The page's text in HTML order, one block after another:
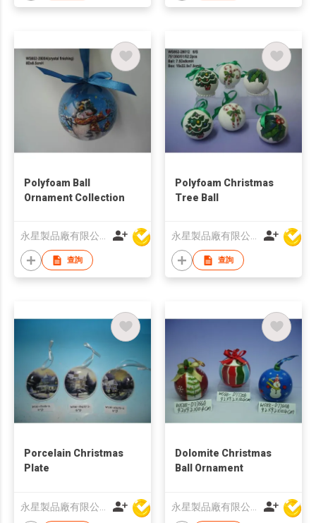
Polyfoam Ball
Ornament Collection
永星製品廠有限公司
查詢
Polyfoam Christmas
Tree Ball
永星製品廠有限公司
查詢
Porcelain Christmas
Plate
Dolomite Christmas
Ball Ornament